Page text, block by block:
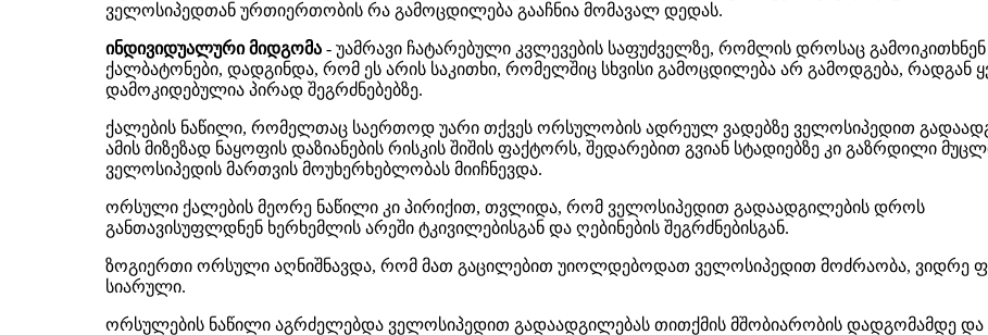
ველოსიპედთან ურთიერთობის რა გამოცდილება გააჩნია მომავალ დედას.
ინდივიდუალური მიდგომა - უამრავი ჩატარებული კვლევების საფუძველზე, რომლის დროსაც
ქალბატონები, დადგინდა, რომ ეს არის საკითხი, რომელშიც სხვისი გამოცდილება არ გამოდგება, რადგან
დამოკიდებულია პირად შეგრძნებებზე.
ქალების ნაწილი, რომელთაც საერთოდ უარი თქვეს ორსულობის ადრეულ ვადებზე ველოსიპედით
ამის მიზეზად ნაყოფის დაზიანების რისკის შიშის ფაქტორს, შედარებით გვიან სტადიებზე კი გაზრდილი
ველოსიპედის მართვის მოუხერხებლობას მიიჩნევდა.
ორსული ქალების მეორე ნაწილი კი პირიქით, თვლიდა, რომ ველოსიპედით გადაადგილების დროს
განთავისუფლდნენ ხერხემლის არეში ტკივილებისგან და ღებინების შეგრძნებისგან.
ზოგიერთი ორსული აღნიშნავდა, რომ მათ გაცილებით უიოლდებოდათ ველოსიპედით მოძრაობა, ვიდრე
სიარული.
ორსულების ნაწილი აგრძელებდა ველოსიპედით გადაადგილებას თითქმის მშობიარობის დადგომამდე და